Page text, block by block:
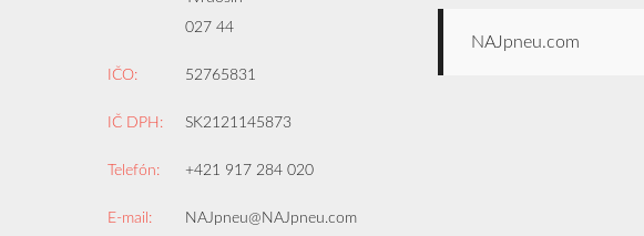
027 44
IČO: 52765831
IČ DPH: SK2121145873
Telefón: +421 917 284 020
E-mail: NAJpneu@NAJpneu.com
NAJpneu.com